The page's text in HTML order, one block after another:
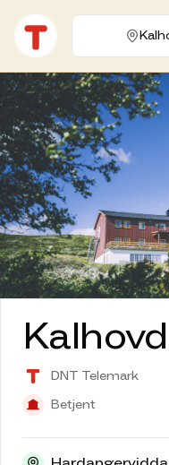
DNT Telemark
Betjent